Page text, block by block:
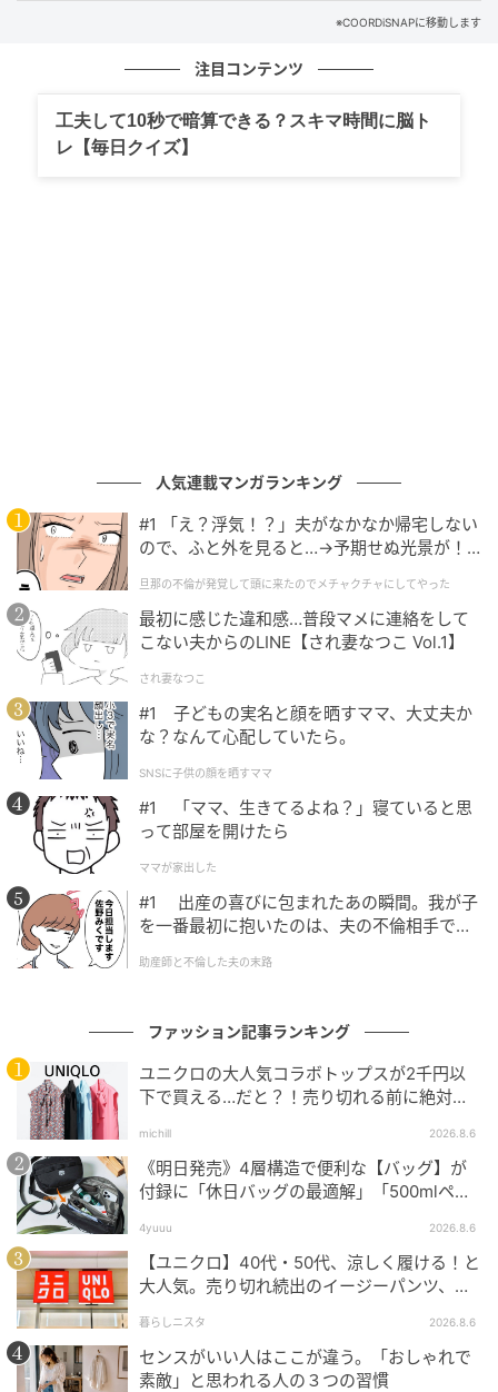
前開きタイプのアイテムだから、季節の変わり目はさ
っと羽織って使うのもOK。ゆるめのサイズ感とヒップ
まで隠れる絶妙な丈が、気になる部分をうまくカバー
してくれそうです。軽量かつタフそうなポリエステル
素材で、アクティブに過ごしたい日にもぴったり。ピ
ンクのサロペットに白のフーディーシャツを合わせた
スタイルなら、軽やかさの中にやわらかな雰囲気も加
わります。
甘辛MIXの着こなしでトレンド感アップ
※COORDiSNAPに移動します
注目コンテンツ
工夫して10秒で暗算できる？スキマ時間に脳ト
レ【毎日クイズ】
人気連載マンガランキング
#1 「え？浮気！？」夫がなかなか帰宅しない
ので、ふと外を見ると…→予期せぬ光景が！
クチャにしてやった
旦那の不倫が発覚して頭に来たのでメチャクチャにしてやった
最初に感じた違和感…普段マメに連絡をして
こない夫からのLINE【され妻なつこ Vol.1】
され妻なつこ
#1 子どもの実名と顔を晒すママ、大丈夫か
な？なんて心配していたら。
SNSに子供の顔を晒すママ
#1 「ママ、生きてるよね？」寝ていると思
って部屋を開けたら
ママが家出した
#1 出産の喜びに包まれたあの瞬間。我が子
を一番最初に抱いたのは、夫の不倫相手でし
助産師と不倫した夫の末路
ファッション記事ランキング
ユニクロの大人気コラボトップスが2千円以
下で買える…だと？！売り切れる前に絶対買
michill 2026.8.6
《明日発売》4層構造で便利な【バッグ】が
付録に「休日バッグの最適解」「500mlペッ
4yuuu 2026.8.6
【ユニクロ】40代・50代、涼しく履ける！と
大人気。売り切れ続出のイージーパンツ、買
暮らしニスタ 2026.8.6
センスがいい人はここが違う。「おしゃれで
素敵」と思われる人の３つの習慣